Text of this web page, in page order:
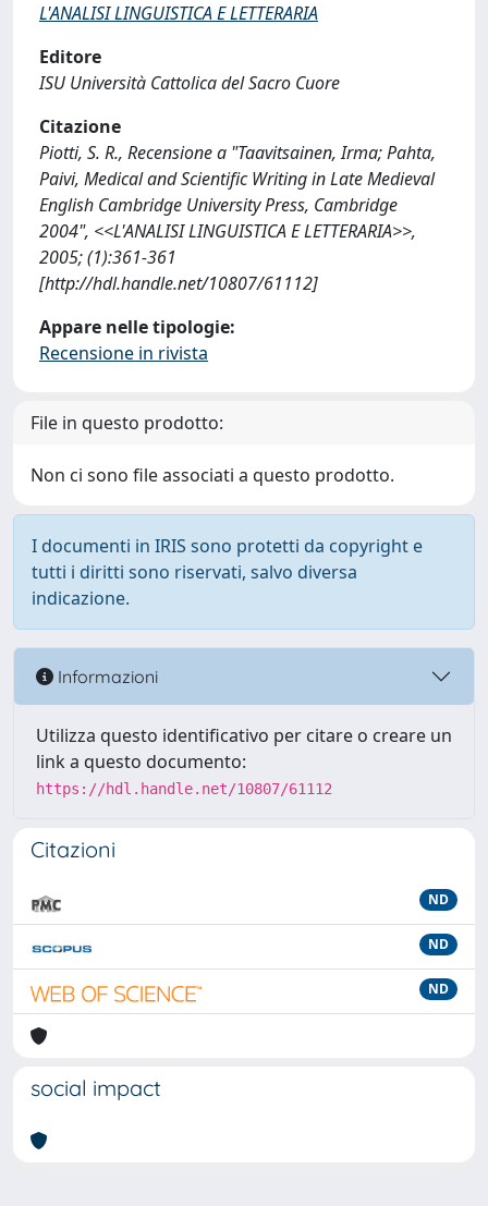
L'ANALISI LINGUISTICA E LETTERARIA
Editore
ISU Università Cattolica del Sacro Cuore
Citazione
Piotti, S. R., Recensione a "Taavitsainen, Irma; Pahta,
Paivi, Medical and Scientific Writing in Late Medieval
English Cambridge University Press, Cambridge
2004", <<L'ANALISI LINGUISTICA E LETTERARIA>>,
2005; (1):361-361
[http://hdl.handle.net/10807/61112]
Appare nelle tipologie:
Recensione in rivista
File in questo prodotto:
Non ci sono file associati a questo prodotto.
I documenti in IRIS sono protetti da copyright e
tutti i diritti sono riservati, salvo diversa
indicazione.
Informazioni
Utilizza questo identificativo per citare o creare un
link a questo documento:
https://hdl.handle.net/10807/61112
Citazioni
ND
ND
ND
social impact